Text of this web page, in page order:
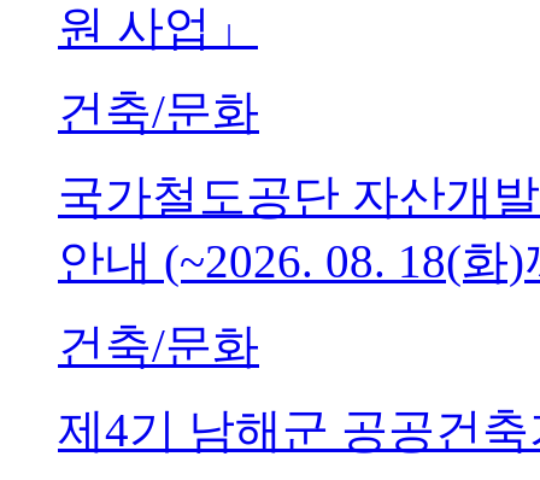
원 사업」
건축/문화
국가철도공단 자산개
안내 (~2026. 08. 18(화
건축/문화
제4기 남해군 공공건